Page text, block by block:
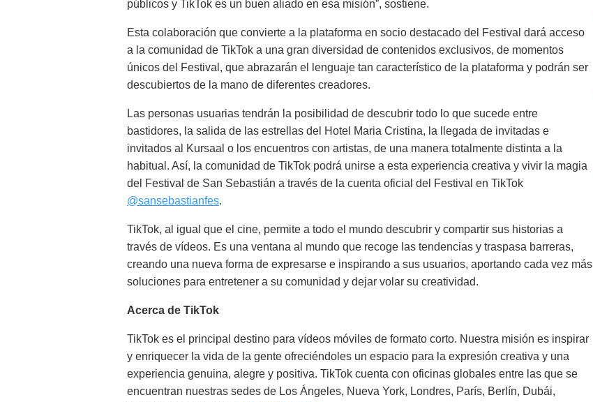
públicos y TikTok es un buen aliado en esa misión”, sostiene.
Esta colaboración que convierte a la plataforma en socio destacado del Festival dará acceso
a la comunidad de TikTok a una gran diversidad de contenidos exclusivos, de momentos
únicos del Festival, que abrazarán el lenguaje tan característico de la plataforma y podrán ser
descubiertos de la mano de diferentes creadores.
Las personas usuarias tendrán la posibilidad de descubrir todo lo que sucede entre
bastidores, la salida de las estrellas del Hotel Maria Cristina, la llegada de invitadas e
invitados al Kursaal o los encuentros con artistas, de una manera totalmente distinta a la
habitual. Así, la comunidad de TikTok podrá unirse a esta experiencia creativa y vivir la magia
del Festival de San Sebastián a través de la cuenta oficial del Festival en TikTok
@sansebastianfes.
TikTok, al igual que el cine, permite a todo el mundo descubrir y compartir sus historias a
través de vídeos. Es una ventana al mundo que recoge las tendencias y traspasa barreras,
creando una nueva forma de expresarse e inspirando a sus usuarios, aportando cada vez más
soluciones para entretener a su comunidad y dejar volar su creatividad.
Acerca de TikTok
TikTok es el principal destino para vídeos móviles de formato corto. Nuestra misión es inspirar
y enriquecer la vida de la gente ofreciéndoles un espacio para la expresión creativa y una
experiencia genuina, alegre y positiva. TikTok cuenta con oficinas globales entre las que se
encuentran nuestras sedes de Los Ángeles, Nueva York, Londres, París, Berlín, Dubái,